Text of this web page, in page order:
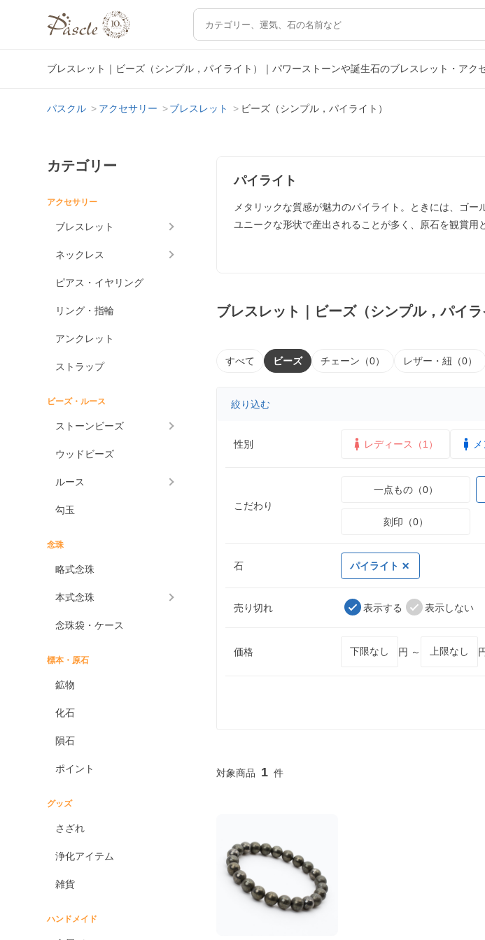
ブレスレット｜ビーズ（シンプル，パイライト）｜パワーストーンや誕生石のブレスレット・アク
パスクル アクセサリー ブレスレット ビーズ（シンプル，パイライト）
カテゴリー
アクセサリー
ブレスレット
ネックレス
ピアス・イヤリング
リング・指輪
アンクレット
ストラップ
ビーズ・ルース
ストーンビーズ
ウッドビーズ
ルース
勾玉
念珠
略式念珠
本式念珠
念珠袋・ケース
標本・原石
鉱物
化石
隕石
ポイント
グッズ
さざれ
浄化アイテム
雑貨
ハンドメイド
パイライト
メタリックな質感が魅力のパイライト。ときには、ゴー
ユニークな形状で産出されることが多く、原石を観賞用
ブレスレット｜ビーズ（シンプル，パイラ
すべて ビーズ チェーン（0） レザー・紐（0）
絞り込む
性別 レディース（1）
こだわり
一点もの（0）
刻印（0）
石 パイライト
売り切れ 表示する 表示しない
価格 円 ～
1